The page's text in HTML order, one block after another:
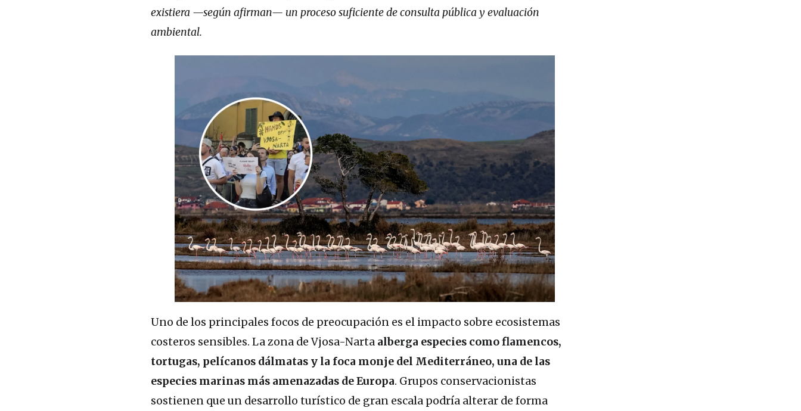
existiera —según afirman— un proceso suficiente de consulta pública y evaluación
ambiental.
Uno de los principales focos de preocupación es el impacto sobre ecosistemas
costeros sensibles. La zona de Vjosa-Narta alberga especies como flamencos,
tortugas, pelícanos dálmatas y la foca monje del Mediterráneo, una de las
especies marinas más amenazadas de Europa. Grupos conservacionistas
sostienen que un desarrollo turístico de gran escala podría alterar de forma